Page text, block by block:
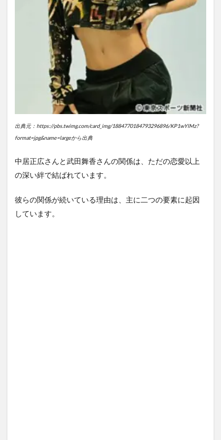
出典元：https://pbs.twimg.com/card_img/1884770184793296896/KP1wYlMz?
format=jpg&name=largeから出典
中居正広さんと武田舞香さんの関係は、ただの恋愛以上
の深い絆で結ばれています。
彼らの関係が続いている理由は、主に二つの要素に起因
しています。